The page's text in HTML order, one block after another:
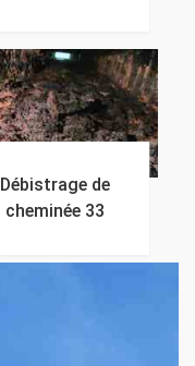
Débistrage de
cheminée 33